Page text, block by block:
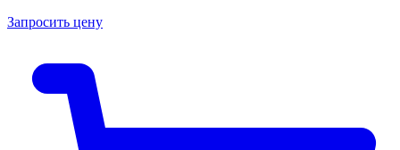
Запросить цену